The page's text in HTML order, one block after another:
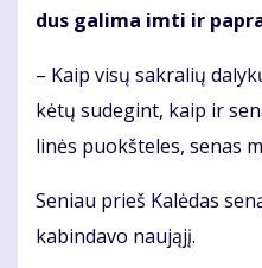
dus ga­li­ma im­ti ir
– Kaip vi­sų sak­ra­lių
kė­tų su­de­gint, kaip ir
li­nės puokš­te­les, se­nas
Se­niau prieš Ka­lė­das
ka­bin­da­vo nau­ją­jį.